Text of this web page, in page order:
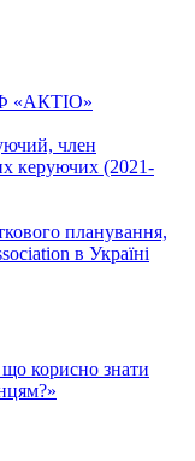
«АКТІО»
член
керуючих (2021-
планування,
в Україні
корисно знати